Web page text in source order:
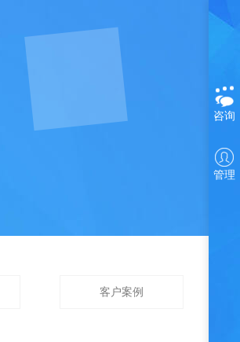
咨询
管理
客户案例